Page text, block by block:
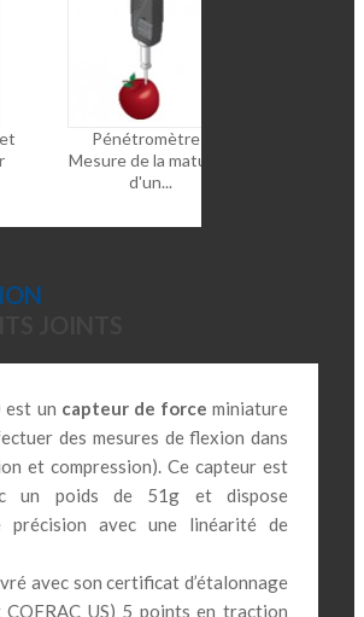
Pénétromètre -
Mesure de la maturité
d'un...
est un capteur de force miniature
des mesures de flexion dans
et compression). Ce capteur est
un poids de 51g et dispose
précision avec une linéarité de
avec son certificat d’étalonnage
COFRAC US) 5 points en traction